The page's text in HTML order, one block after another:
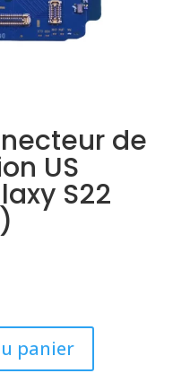
de
US
S22
panier